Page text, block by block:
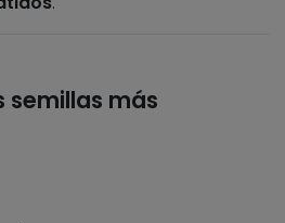
semillas más